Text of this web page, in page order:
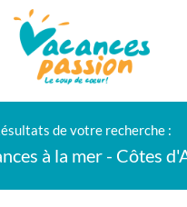
BONS PLANS
de votre recherche :
à la mer - Côtes